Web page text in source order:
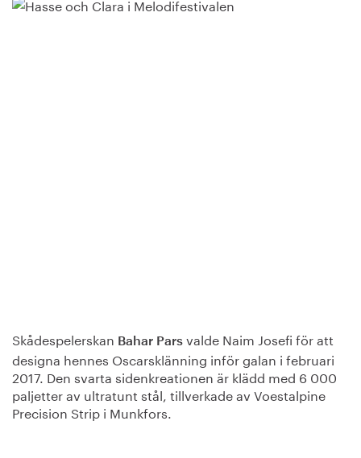
Skådespelerskan Bahar Pars valde Naim Josefi för att
designa hennes Oscarsklänning inför galan i februari
2017. Den svarta sidenkreationen är klädd med 6 000
paljetter av ultratunt stål, tillverkade av Voestalpine
Precision Strip i Munkfors.